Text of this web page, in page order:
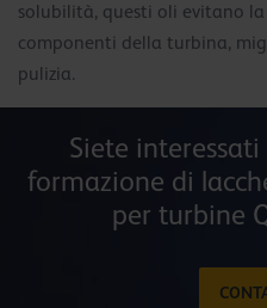
solubilità, questi oli evitano
componenti della turbina,
pulizia.
Siete
formazione di
per turbine